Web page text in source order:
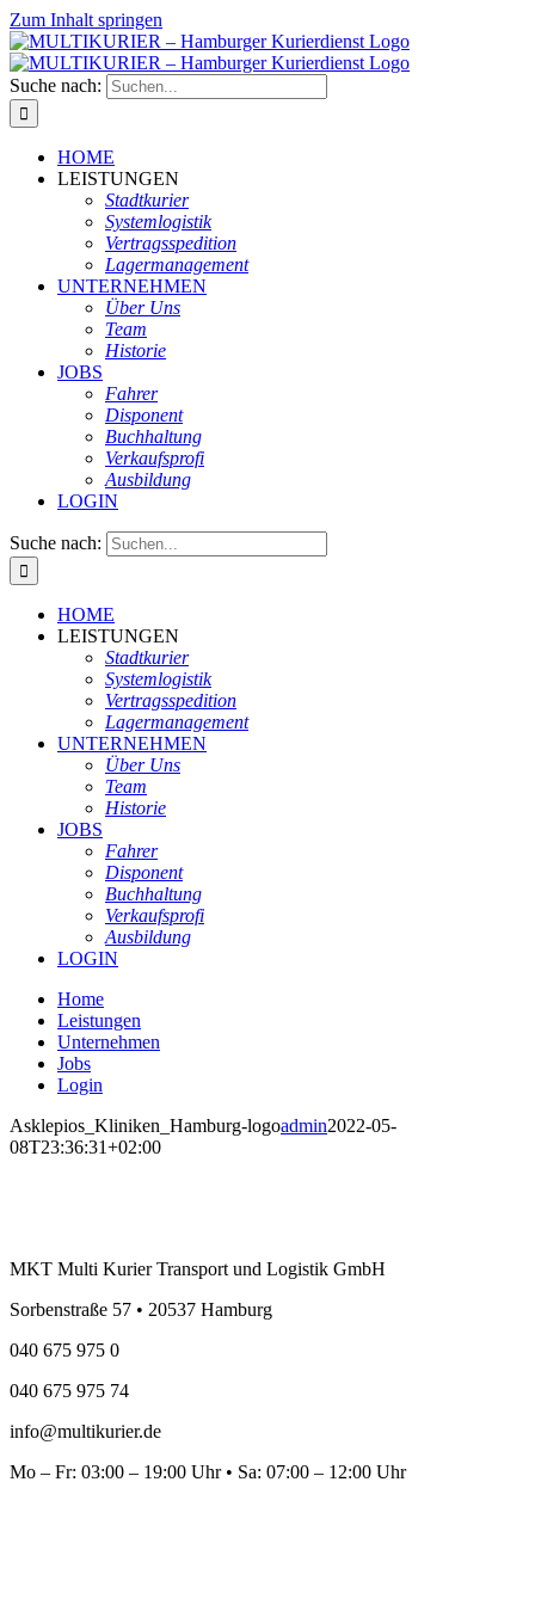
Zum Inhalt springen
Suche nach:
HOME
LEISTUNGEN
Stadtkurier
Systemlogistik
Vertragsspedition
Lagermanagement
UNTERNEHMEN
Über Uns
Team
Historie
JOBS
Fahrer
Disponent
Buchhaltung
Verkaufsprofi
Ausbildung
LOGIN
Suche nach:
HOME
LEISTUNGEN
Stadtkurier
Systemlogistik
Vertragsspedition
Lagermanagement
UNTERNEHMEN
Über Uns
Team
Historie
JOBS
Fahrer
Disponent
Buchhaltung
Verkaufsprofi
Ausbildung
LOGIN
Home
Leistungen
Unternehmen
Jobs
Login
Asklepios_Kliniken_Hamburg-logoadmin2022-05-
08T23:36:31+02:00
MKT Multi Kurier Transport und Logistik GmbH
Sorbenstraße 57 • 20537 Hamburg
040 675 975 0
040 675 975 74
info@multikurier.de
Mo – Fr: 03:00 – 19:00 Uhr • Sa: 07:00 – 12:00 Uhr